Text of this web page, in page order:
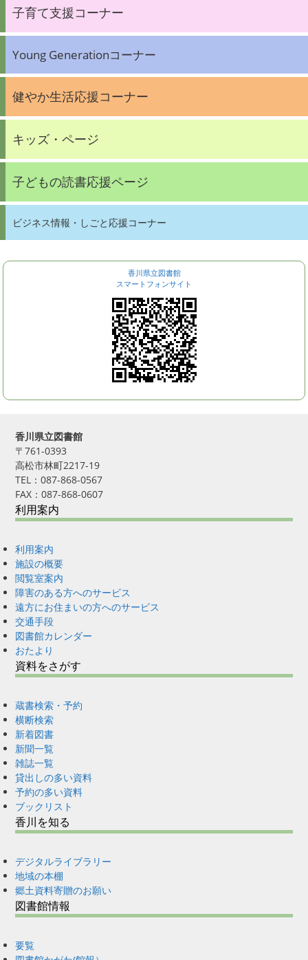
子育て支援コーナー
Young Generationコーナー
健やか生活応援コーナー
キッズ・ページ
子どもの読書応援ページ
ビジネス情報・しごと応援コーナー
香川県立図書館
スマートフォンサイト
香川県立図書館
〒761-0393
高松市林町2217-19
TEL：087-868-0567
FAX：087-868-0607
利用案内
利用案内
施設の概要
閲覧室案内
障害のある方へのサービス
遠方にお住まいの方へのサービス
交通手段
図書館カレンダー
おたより
資料をさがす
蔵書検索・予約
横断検索
新着図書
新聞一覧
雑誌一覧
貸出しの多い資料
予約の多い資料
ブックリスト
香川を知る
デジタルライブラリー
地域の本棚
郷土資料寄贈のお願い
図書館情報
要覧